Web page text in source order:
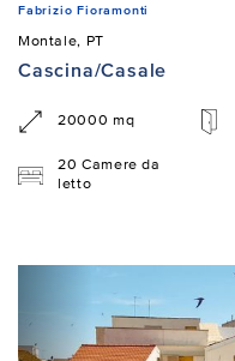
Fabrizio Fioramonti
Montale, PT
Cascina/Casale
20000 mq
20 Camere da
letto